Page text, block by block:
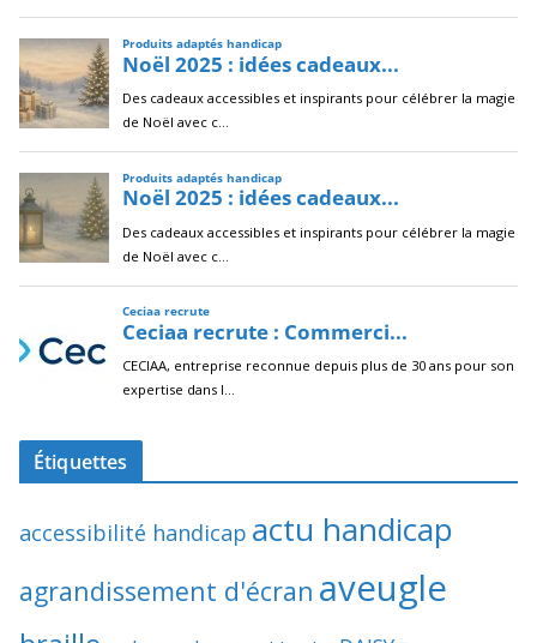
Étiquettes
accessibilité handicap actu handicap
agrandissement d'écran aveugle